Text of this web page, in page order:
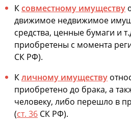
Ксовместному имуществу
движимое недвижимое
средства, ценные бумаги и
приобретены с момента
СК РФ).
Кличному имуществу
приобретено до брака, а
человеку, либо перешло в
(ст. 36 СК РФ).